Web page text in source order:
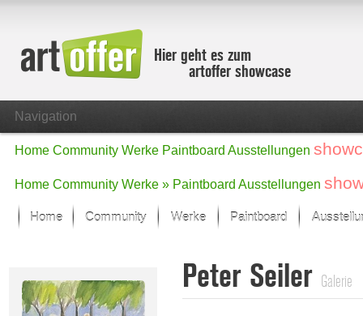
Hier geht es zum
artoffer showcase
Navigation
Home Community Werke Paintboard Ausstellungen
Home Community Werke » Paintboard Ausstellungen
Home Community Werke
Der letzte Monat im Fokus
Alle Fokus-Werke
Paintboard
Peter Seiler Galerie